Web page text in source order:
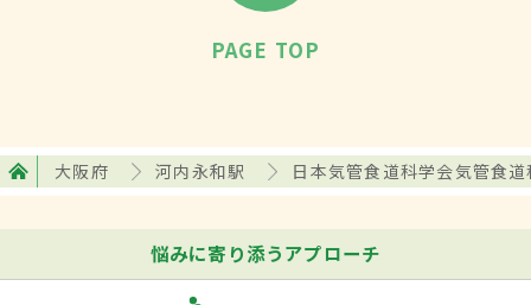
PAGE TOP
大阪府 河内永和駅 日本気管食道科学会気管食
悩みに寄り添うアプローチ